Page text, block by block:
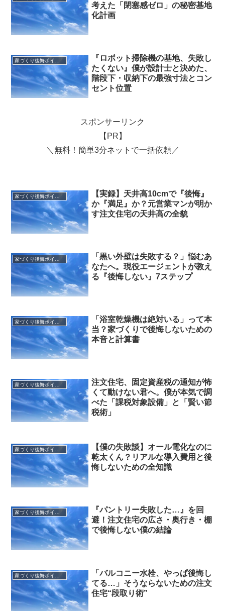
考えた「閉塞感ゼロ」の秘密基地
化計画
『ロボット掃除機の基地、失敗し
たくない』僕が設計士と決めた、
階段下・収納下の最強寸法とコン
セント位置
スポンサーリンク
【PR】
＼無料！簡単3分ネットで一括依頼／
【実録】天井高10cmで『後悔』
か『満足』か？元営業マンが明か
す注文住宅の天井高の全貌
「黒い外壁は失敗する？」悩むあ
なたへ。現役エージェントが教え
る『後悔しない』7ステップ
「浴室乾燥機は絶対いる」って本
当？家づくりで後悔しないための
本音と計算書
注文住宅、固定資産税の通知が怖
くて動けない君へ。僕が本気で調
べた「課税対象設備」と「賢い節
税術」
家づくり後悔ポイント
【僕の失敗談】オール電化なのに
乾太くん？リアルな導入費用と後
悔しないための全知識
家づくり後悔ポイント
『パントリー失敗した…』を回
避！注文住宅の広さ・奥行き・棚
で後悔しない僕の結論
「バルコニー水栓、やっぱ後悔し
てる…」そうならないための注文
住宅“段取り術”